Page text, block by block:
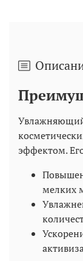
Увлажняющий
эффектом.
мелких